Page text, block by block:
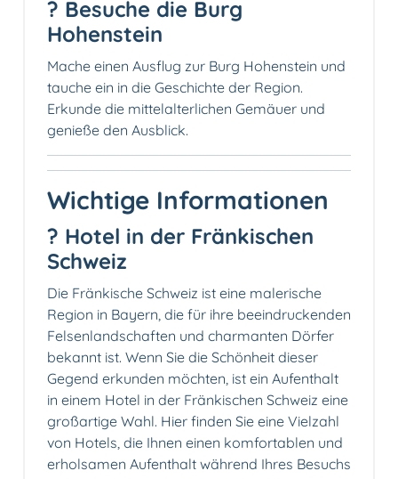
? Besuche die Burg
Hohenstein
Mache einen Ausflug zur Burg Hohenstein und
tauche ein in die Geschichte der Region.
Erkunde die mittelalterlichen Gemäuer und
genieße den Ausblick.
Wichtige Informationen
? Hotel in der Fränkischen
Schweiz
Die Fränkische Schweiz ist eine malerische
Region in Bayern, die für ihre beeindruckenden
Felsenlandschaften und charmanten Dörfer
bekannt ist. Wenn Sie die Schönheit dieser
Gegend erkunden möchten, ist ein Aufenthalt
in einem Hotel in der Fränkischen Schweiz eine
großartige Wahl. Hier finden Sie eine Vielzahl
von Hotels, die Ihnen einen komfortablen und
erholsamen Aufenthalt während Ihres Besuchs